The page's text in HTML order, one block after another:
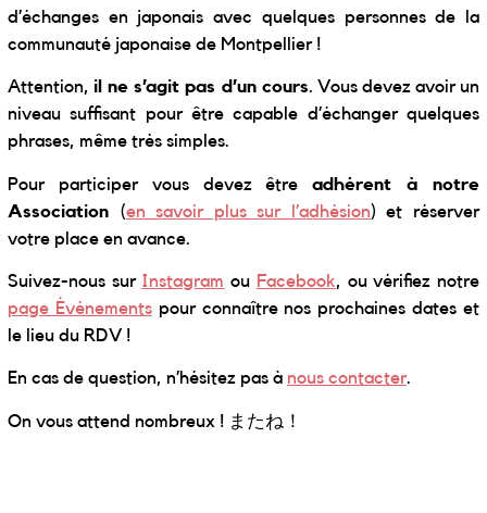
d’échanges en japonais avec quelques personnes de la
communauté japonaise de Montpellier !
Attention, il ne s’agit pas d’un cours. Vous devez avoir un
niveau suffisant pour être capable d’échanger quelques
phrases, même très simples.
Pour participer vous devez êtreadhérent à notre
Association (en savoir plus sur l’adhésion) et réserver
votre place en avance.
Suivez-nous sur Instagram ou Facebook, ou vérifiez notre
page Évènementspour connaître nos prochaines dates et
le lieu du RDV !
En cas de question, n’hésitez pas à nous contacter.
On vous attend nombreux ! またね！